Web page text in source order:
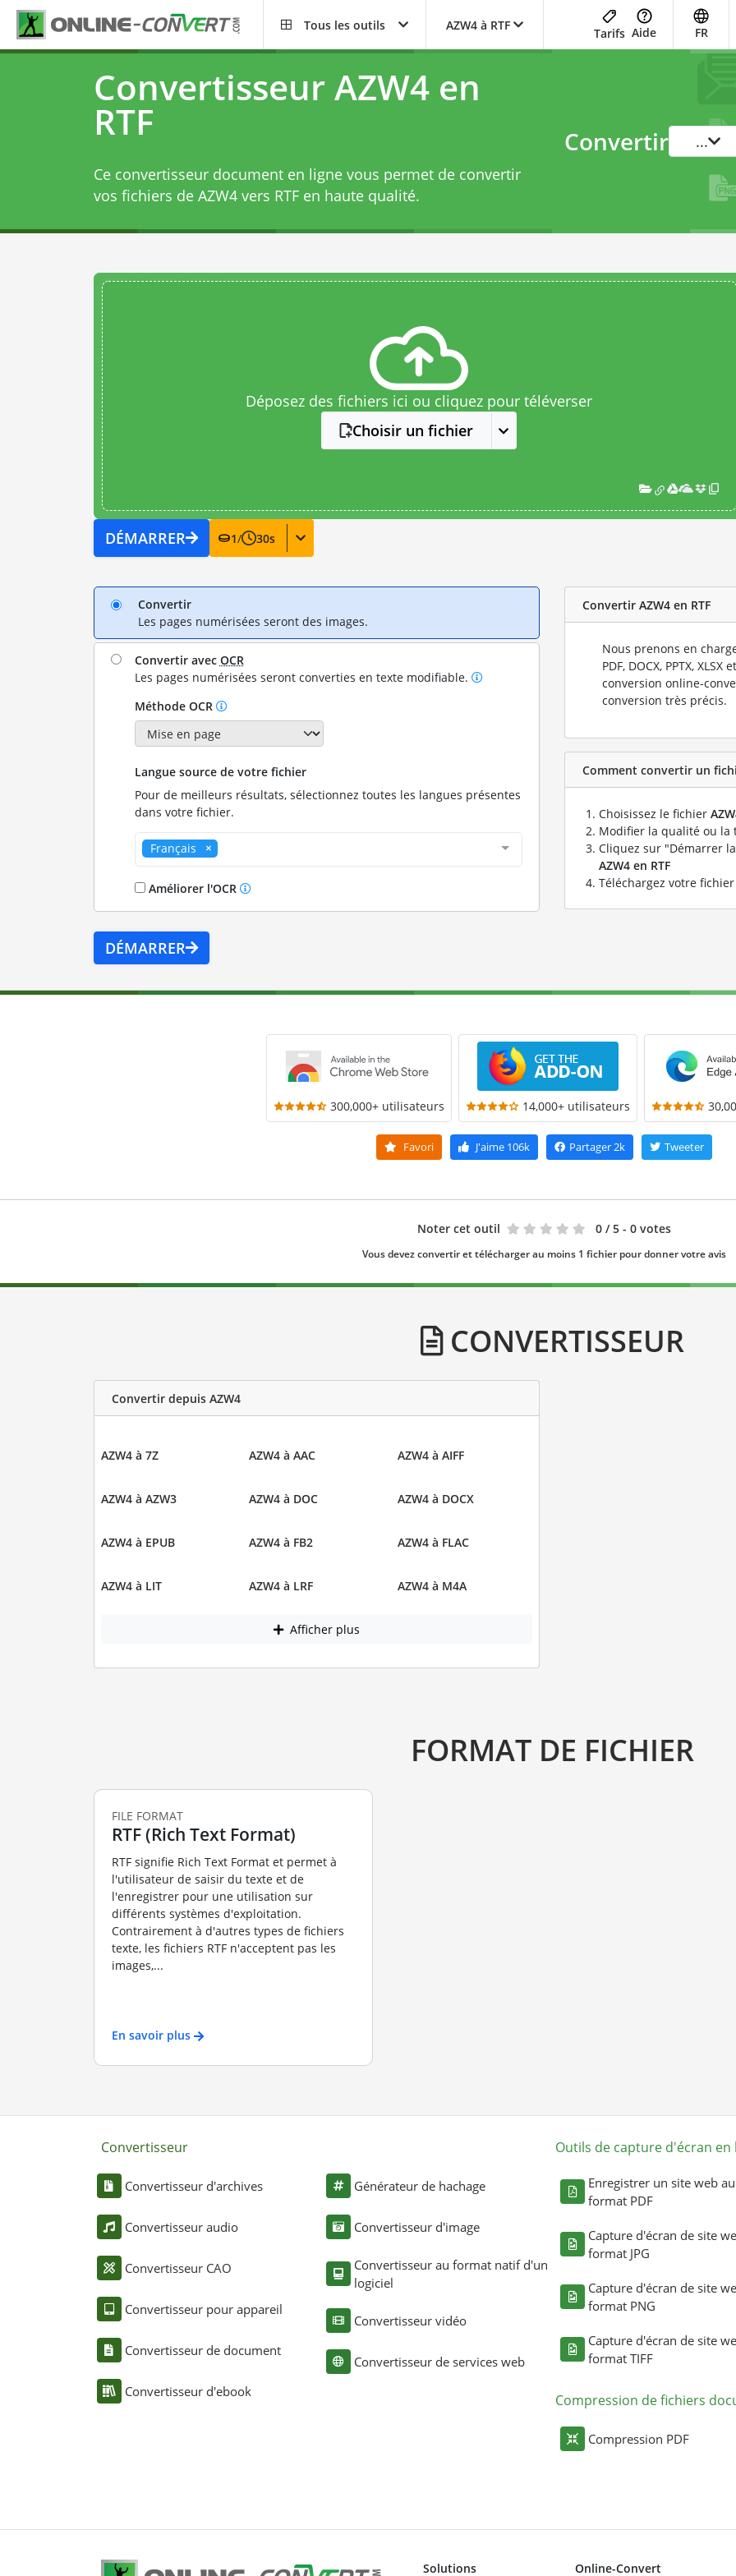
Tous les outils AZW4 à RTF
Tarifs Aide FR
Convertisseur AZW4 en
RTF
Ce convertisseur document en ligne vous permet de convertir
vos fichiers de AZW4 vers RTF en haute qualité.
Convertir ...
Déposez des fichiers ici ou cliquez pour téléverser
Choisir un fichier
DÉMARRER 1/ 30s
Convertir
Les pages numérisées seront des images.
Convertir avec OCR
Les pages numérisées seront converties en texte modifiable.
Méthode OCR
Langue source de votre fichier
Pour de meilleurs résultats, sélectionnez toutes les langues présentes
dans votre fichier.
Français
Améliorer l'OCR
DÉMARRER
Convertir AZW4 en RTF
Nous prenons en
PDF, DOCX, PPTX,
conversion online-
conversion très précis.
Comment convertir un
Choisissez le fichier
Modifier la qualité ou la
Cliquez sur "Démarrer
AZW4 en RTF
Téléchargez votre fichier
300,000+ utilisateurs 14,000+ utilisateurs
Favori J'aime106k Partager2k Tweeter
Noter cet outil 0 / 5 - 0 votes
Vous devez convertir et télécharger au moins 1 fichier pour donner votre avis
CONVERTISSEUR
Convertir depuis AZW4
AZW4 à 7Z AZW4 à AAC AZW4 à AIFF
AZW4 à AZW3 AZW4 à DOC AZW4 à DOCX
AZW4 à EPUB AZW4 à FB2 AZW4 à FLAC
AZW4 à LIT AZW4 à LRF AZW4 à M4A
Afficher plus
FORMAT DE FICHIER
FILE FORMAT
RTF (Rich Text Format)
RTF signifie Rich Text Format et permet à
l'utilisateur de saisir du texte et de
l'enregistrer pour une utilisation sur
différents systèmes d'exploitation.
Contrairement à d'autres types de fichiers
texte, les fichiers RTF n'acceptent pas les
images,...
En savoir plus
Convertisseur
Convertisseur d'archives
Convertisseur audio
Convertisseur CAO
Convertisseur pour appareil
Convertisseur de document
Convertisseur d'ebook
Générateur de hachage
Convertisseur d'image
Convertisseur au format natif d'un
logiciel
Convertisseur vidéo
Convertisseur de services web
Outils de capture d'écran en
Enregistrer un site web au
format PDF
Capture d'écran de site
format JPG
Capture d'écran de site
format PNG
Capture d'écran de site
format TIFF
Compression de fichiers
Compression PDF
Solutions Online-Convert